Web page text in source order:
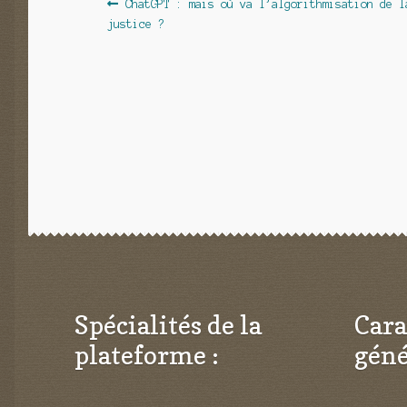
Navigation
de
Article
précédent :
ChatGPT : mais où va l’algorithmisation de
justice ?
Spécialités de la
plateforme :